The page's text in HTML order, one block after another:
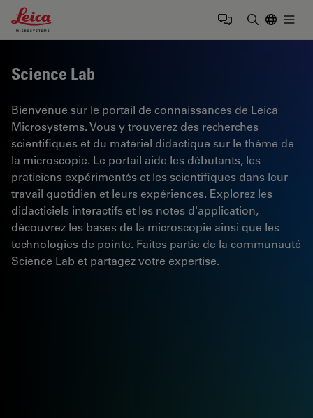
Leica Microsystems Logo
Science Lab
Bienvenue sur le portail de connaissances de Leica
Microsystems. Vous y trouverez des recherches
scientifiques et du matériel didactique sur le thème de
la microscopie. Le portail aide les débutants, les
praticiens expérimentés et les scientifiques dans leur
travail quotidien et leurs expériences. Explorez les
didacticiels interactifs et les notes d'application,
découvrez les bases de la microscopie ainsi que les
technologies de pointe. Faites partie de la communauté
Science Lab et partagez votre expertise.